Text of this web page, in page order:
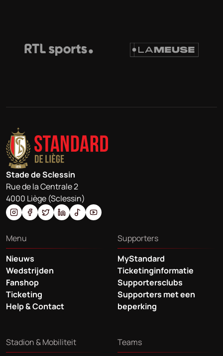
Stade de Sclessin
Rue de la Centrale 2
4000 Liège (Sclessin)
Menu
Nieuws
Wedstrijden
Fanshop
Ticketing
Help & Contact
Supporters
MyStandard
Ticketinginformatie
Supportersclubs
Supporters met een
beperking
Stadion & Mobiliteit
Teams